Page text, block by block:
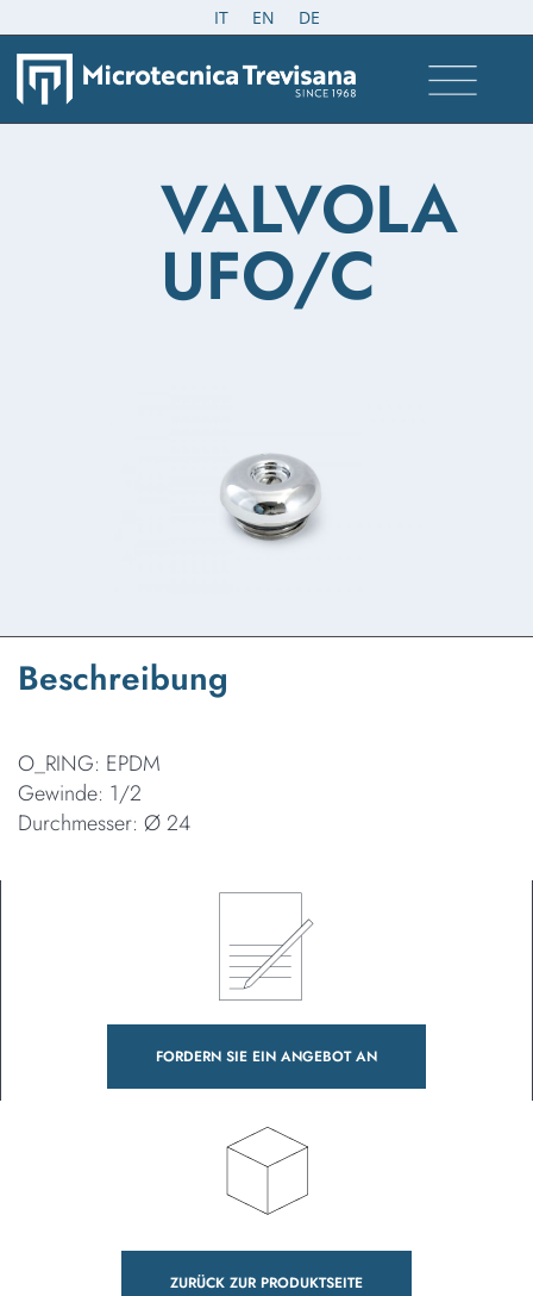
IT EN DE
VALVOLA
UFO/C
Beschreibung
O_RING: EPDM
Gewinde: 1/2
Durchmesser: Ø 24
FORDERN SIE EIN ANGEBOT AN
ZURÜCK ZUR PRODUKTSEITE